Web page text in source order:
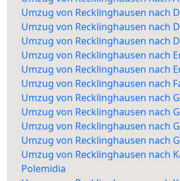
Umzug von Recklinghausen nach
Umzug von Recklinghausen nach
Umzug von Recklinghausen nach
Umzug von Recklinghausen nach
Umzug von Recklinghausen nach
Umzug von Recklinghausen nach
Umzug von Recklinghausen nach
Umzug von Recklinghausen nach
Umzug von Recklinghausen nach
Umzug von Recklinghausen nach
Umzug von Recklinghausen nach
Polemidia